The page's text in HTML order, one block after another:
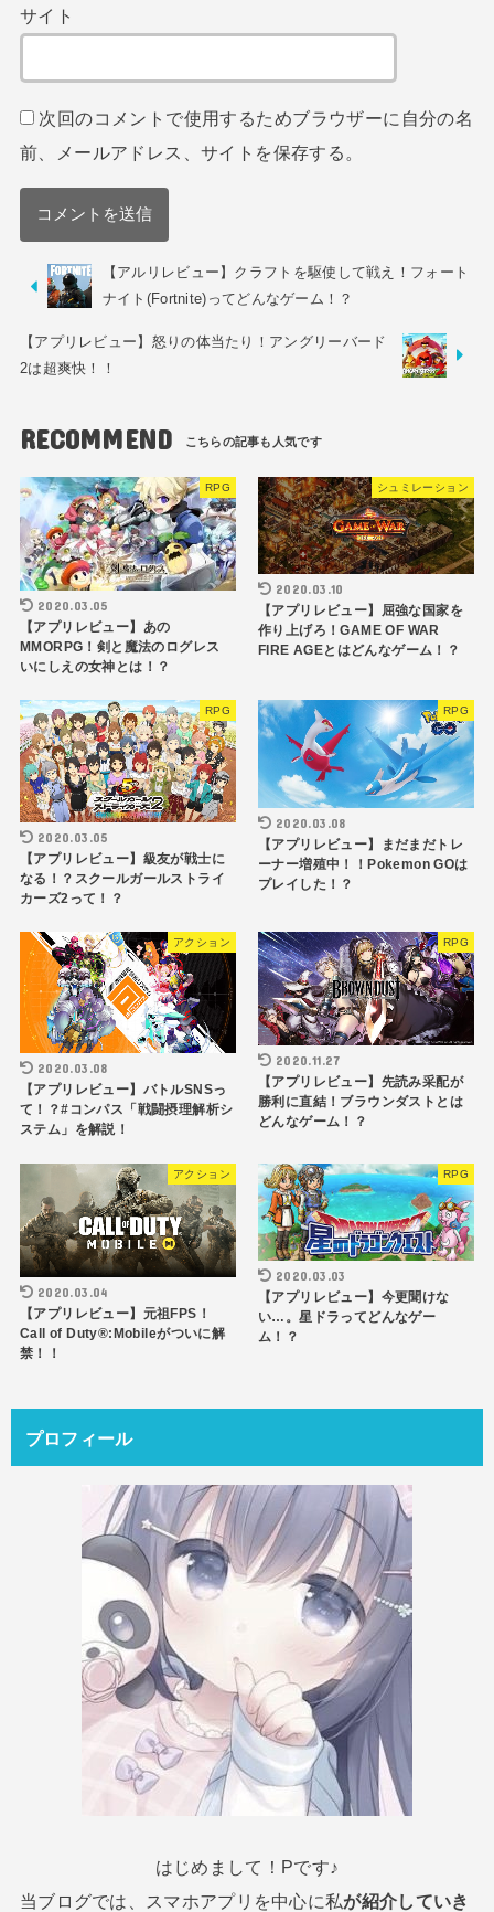
サイト
次回のコメントで使用するためブラウザーに自分の名
前、メールアドレス、サイトを保存する。
【アルリレビュー】クラフトを駆使して戦え！フォート
ナイト(Fortnite)ってどんなゲーム！？
【アプリレビュー】怒りの体当たり！アングリーバード
2は超爽快！！
RECOMMEND
RPG
2020.03.05
【アプリレビュー】あの
MMORPG！剣と魔法のログレス
いにしえの女神とは！？
シュミレーション
2020.03.10
【アプリレビュー】屈強な国家を
作り上げろ！GAME OF WAR
FIRE AGEとはどんなゲーム！？
RPG
2020.03.05
【アプリレビュー】級友が戦士に
なる！？スクールガールストライ
カーズ2って！？
RPG
2020.03.08
【アプリレビュー】まだまだトレ
ーナー増殖中！！Pokemon GOは
プレイした！？
アクション
2020.03.08
【アプリレビュー】バトルSNSっ
て！？#コンパス「戦闘摂理解析シ
ステム」を解説！
RPG
2020.11.27
【アプリレビュー】先読み采配が
勝利に直結！ブラウンダストとは
どんなゲーム！？
アクション
2020.03.04
【アプリレビュー】元祖FPS！
Call of Duty®:Mobileがついに解
禁！！
RPG
2020.03.03
【アプリレビュー】今更聞けな
い…。星ドラってどんなゲー
ム！？
プロフィール
はじめまして！Pです♪
当ブログでは、スマホアプリを中心に私が紹介していき